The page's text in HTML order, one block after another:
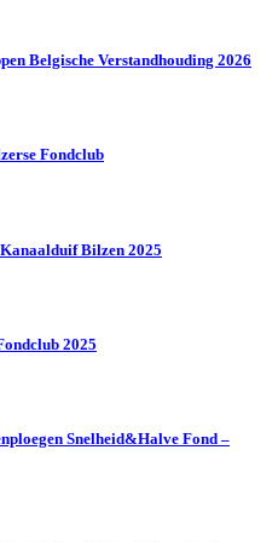
Belgische Verstandhouding 2026
Fondclub
Bilzen 2025
2025
Snelheid&Halve Fond –